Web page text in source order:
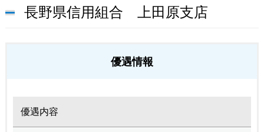
長野県信用組合 上田原支店
優遇情報
優遇内容